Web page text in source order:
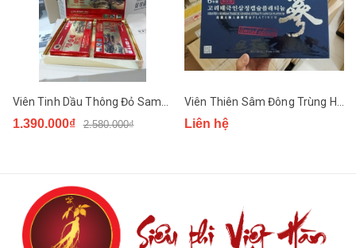
thao giúp tăng cường hệ thống cơ bắp giảm mỡ thừa mỡ
trong máu.
Viên Tinh Dầu Thông Đỏ Samsung Cheong Song Won Gold
1.390.000₫ 2.580.000₫
Viên Thiên Sâm Đông Trùng Hạ Thảo Thượng Hạng
Liên hệ